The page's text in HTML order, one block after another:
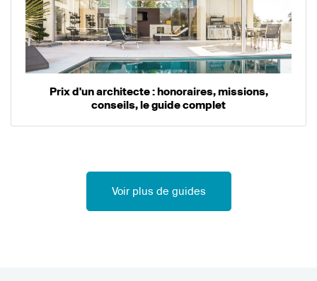
Prix d'un architecte : honoraires, missions,
conseils, le guide complet
Voir plus de guides